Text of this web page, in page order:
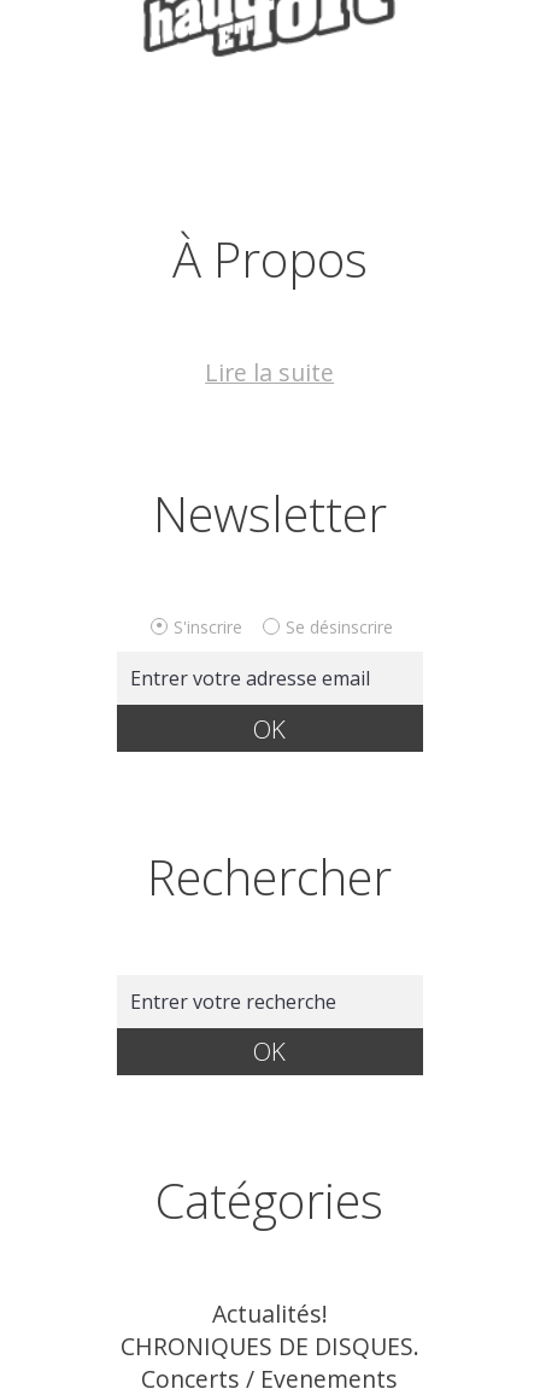
À Propos
Lire la suite
Newsletter
S'inscrire Se désinscrire
Rechercher
Catégories
Actualités!
CHRONIQUES DE DISQUES.
Concerts / Evenements